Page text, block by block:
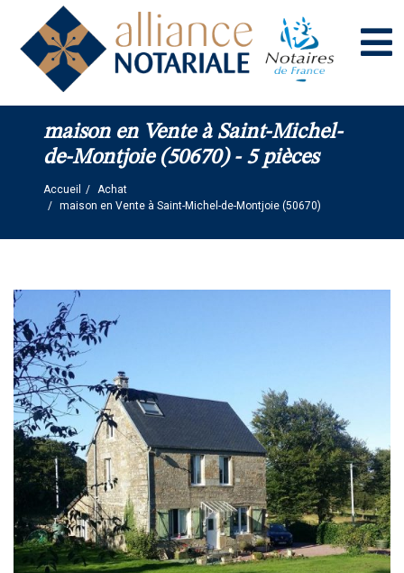
maison en Vente à Saint-Michel-
de-Montjoie (50670) - 5 pièces
Accueil
Achat
maison en Vente à Saint-Michel-de-Montjoie (50670)
Panneau de gestion des cookies